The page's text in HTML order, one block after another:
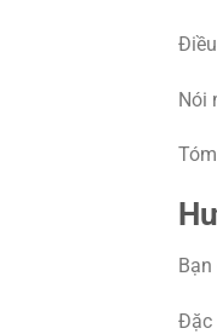
Nói
Đặc